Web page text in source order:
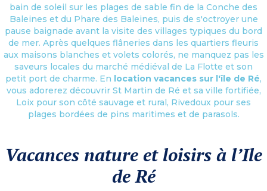
bain de soleil sur les plages de sable fin de la Conche des
Baleines et du Phare des Baleines, puis de s'octroyer une
pause baignade avant la visite des villages typiques du bord
de mer. Après quelques flâneries dans les quartiers fleuris
aux maisons blanches et volets colorés, ne manquez pas les
saveurs locales du marché médiéval de La Flotte et son
petit port de charme. En location vacances sur l'île de Ré,
vous adorerez découvrir St Martin de Ré et sa ville fortifiée,
Loix pour son côté sauvage et rural, Rivedoux pour ses
plages bordées de pins maritimes et de parasols.
Vacances nature et loisirs à l’Ile
de Ré